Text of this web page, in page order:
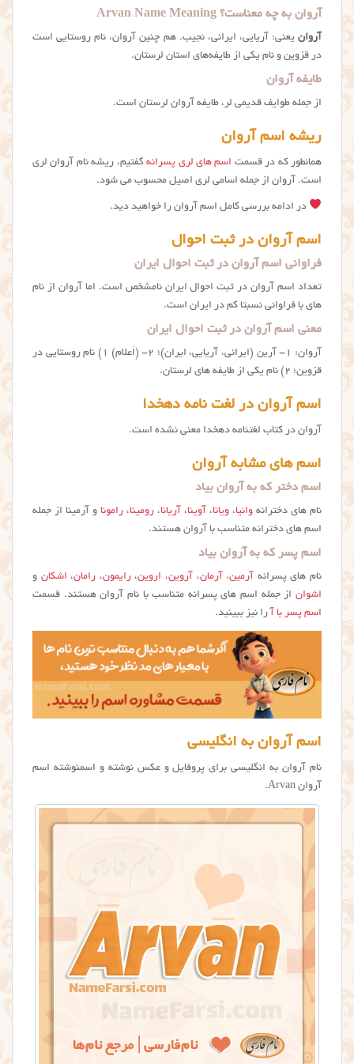
آروان به چه معناست؟ Arvan Name Meaning
آروان یعنی: آریایی، ایرانی، نجیب. هم چنین آروان، نام روستایی است
در قزوین و نام یکی از طایفه‌های استان لرستان.
طایفه آروان
از جمله طوایف قدیمی لر، طایفه آروان لرستان است.
ریشه اسم آروان
همانطور که در قسمت اسم های لری پسرانهگفتیم، ریشه نام آروان لری
است. آروان از جمله اسامی لری اصیل محسوب می شود.
در ادامه بررسی کامل اسم آروان را خواهید دید.
اسم آروان در ثبت احوال
فراوانی اسم آروان در ثبت احوال ایران
تعداد اسم آروان در ثبت احوال ایران نامشخص است. اما آروان از نام
های با فراوانی نسبتا کم در ایران است.
معنی اسم آروان در ثبت احوال ایران
آروان: ۱- آرین (ایرانی، آریایی، ایران)؛ ۲- (اَعلام) ۱) نام روستایی در
قزوین؛ ۲) نام یكی از طایفه های لرستان.
اسم آروان در لغت نامه دهخدا
آروان در کتاب لغتنامه دهخدا معنی نشده است.
اسم های مشابه آروان
اسم دختر که به آروان بیاد
نام های دخترانه وانیا، ویانا، آوینا، آریانا، رومینا، رامونا و آرمینا از جمله
اسم های دخترانه متناسب با آروان هستند.
اسم پسر که به آروان بیاد
نام های پسرانه آرمین، آرمان، آروین، اروین،رایمون، رامان، اشکان و
اشوان از جمله اسم های پسرانه متناسب با نام آروان هستند. قسمت
اسم پسر با آرا نیز ببینید.
اسم آروان به انگلیسی
نام آروان به انگلیسی برای پروفایل و عکس نوشته و اسمنوشته اسم
آروان Arvan.